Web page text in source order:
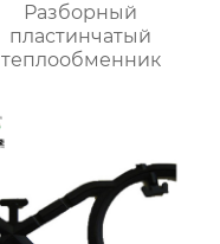
Разборный
пластинчатый
теплообменник